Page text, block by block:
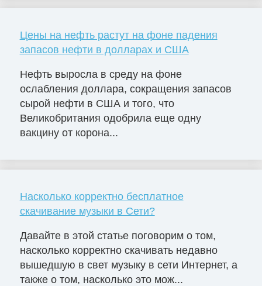
Цены на нефть растут на фоне падения
запасов нефти в долларах и США
Нефть выросла в среду на фоне
ослабления доллара, сокращения запасов
сырой нефти в США и того, что
Великобритания одобрила еще одну
вакцину от корона...
Насколько корректно бесплатное
скачивание музыки в Сети?
Давайте в этой статье поговорим о том,
насколько корректно скачивать недавно
вышедшую в свет музыку в сети Интернет, а
также о том, насколько это мож...